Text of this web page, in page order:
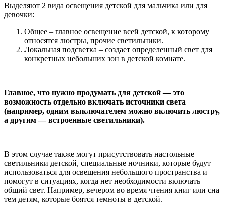
Выделяют 2 вида освещения детской для мальчика или для
девочки:
Общее – главное освещение всей детской, к которому
относятся люстры, прочие светильники.
Локальная подсветка – создает определенный свет для
конкретных небольших зон в детской комнате.
Главное, что нужно продумать для детской — это
возможность отдельно включать источники света
(например, одним выключателем можно включить люстру,
а другим — встроенные светильники).
В этом случае также могут присутствовать настольные
светильники детской, специальные ночники, которые будут
использоваться для освещения небольшого пространства и
помогут в ситуациях, когда нет необходимости включать
общий свет. Например, вечером во время чтения книг или сна
тем детям, которые боятся темноты в детской.